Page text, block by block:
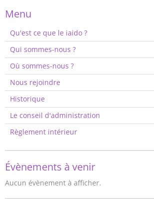
Menu
Qu'est ce que le iaido ?
Qui sommes-nous ?
Où sommes-nous ?
Nous rejoindre
Historique
Le conseil d'administration
Règlement intérieur
Évènements à venir
Aucun évènement à afficher.